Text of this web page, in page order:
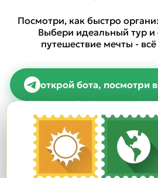
Посмотри, как быстро
Выбери идеальный тур и
путешествие мечты -
открой бота, посмотри